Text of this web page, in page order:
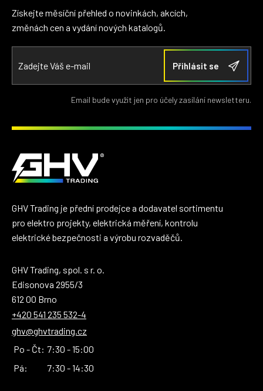
Získejte měsíční přehled o novinkách, akcích,
změnách cen a vydání nových katalogů.
Email bude využit jen pro účely zasílání newsletteru.
GHV Trading je přední prodejce a dodavatel sortimentu
pro elektro projekty, elektrická měření, kontrolu
elektrické bezpečnosti a výrobu rozvaděčů.
GHV Trading, spol. s r. o.
Edisonova 2955/3
612 00 Brno
+420 541 235 532-4
ghv@ghvtrading.cz
Po - Čt: 7:30 - 15:00
Pá:
7:30 - 14:30